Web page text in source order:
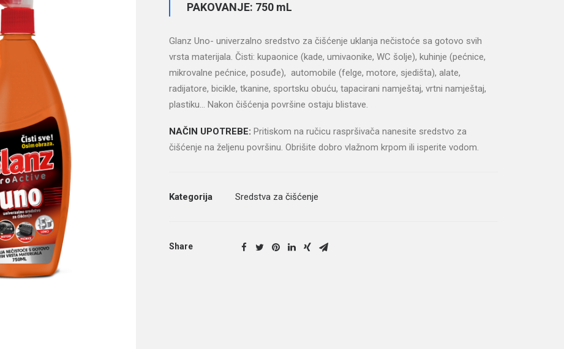
PAKOVANJE: 750 mL
Glanz Uno- univerzalno sredstvo za čišćenje uklanja nečistoće sa gotovo svih
vrsta materijala. Čisti: kupaonice (kade, umivaonike, WC šolje), kuhinje (pećnice,
mikrovalne pećnice, posuđe), automobile (felge, motore, sjedišta), alate,
radijatore, bicikle, tkanine, sportsku obuću, tapacirani namještaj, vrtni namještaj,
plastiku… Nakon čišćenja površine ostaju blistave.
NAČIN UPOTREBE: Pritiskom na ručicu raspršivača nanesite sredstvo za
čišćenje na željenu površinu. Obrišite dobro vlažnom krpom ili isperite vodom.
Kategorija Sredstva za čišćenje
Share